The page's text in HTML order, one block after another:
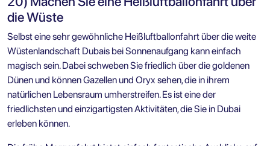
die Wüste
Selbst eine sehr gewöhnliche Heißluftballonfahrt über die weite
Wüstenlandschaft Dubais bei Sonnenaufgang kann einfach
magisch sein. Dabei schweben Sie friedlich über die goldenen
Dünen und können Gazellen und Oryx sehen, die in ihrem
natürlichen Lebensraum umherstreifen. Es ist eine der
friedlichsten und einzigartigsten Aktivitäten, die Sie in Dubai
erleben können.